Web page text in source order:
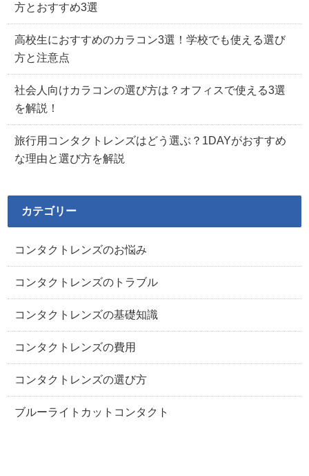
方とおすすめ3選
高校生におすすめのカラコン3選！学校でも使える選び
方と注意点
社会人向けカラコンの選び方は？オフィスで使える3選
を解説！
旅行用コンタクトレンズはどう選ぶ？1DAYがおすすめ
な理由と選び方を解説
カテゴリー
コンタクトレンズのお悩み
コンタクトレンズのトラブル
コンタクトレンズの基礎知識
コンタクトレンズの費用
コンタクトレンズの選び方
ブルーライトカットコンタクト